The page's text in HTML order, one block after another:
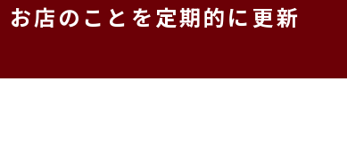
店のことを定期的に更新